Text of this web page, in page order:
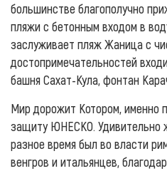
большинстве благополучно
пляжи с бетонным входом в
заслуживает пляж Жаница с
достопримечательностей
башня Сахат-Кула, фонтан
Мир дорожит Котором, именно
защиту ЮНЕСКО. Удивительно
разное время был во власти
венгров и итальянцев,